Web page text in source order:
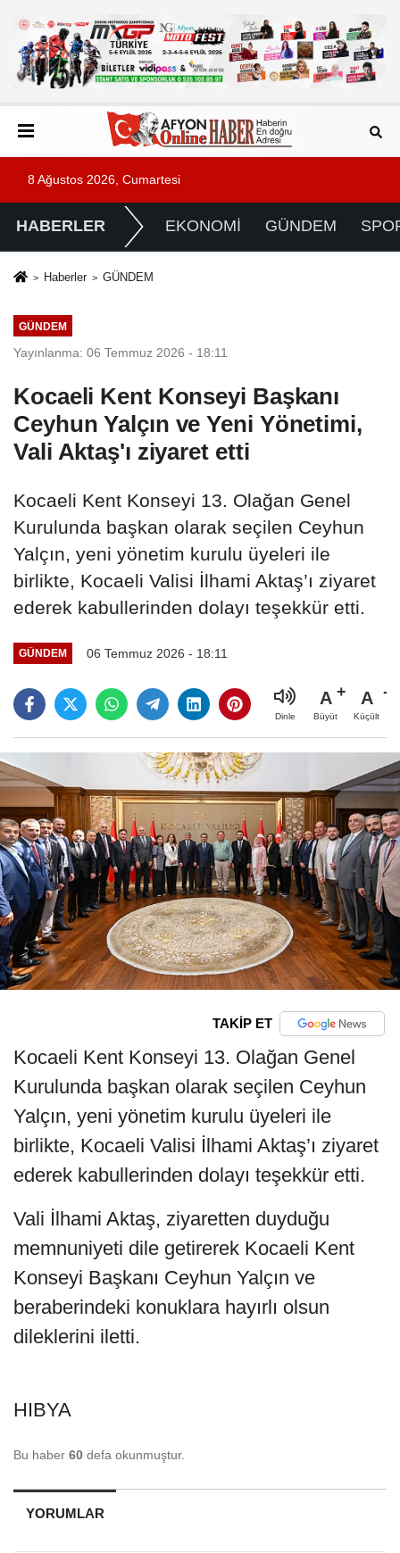
8 Ağustos 2026, Cumartesi
HABERLER EKONOMİ GÜNDEM
Haberler GÜNDEM
GÜNDEM
Yayınlanma: 06 Temmuz 2026 - 18:11
Kocaeli Kent Konseyi Başkanı
Ceyhun Yalçın ve Yeni Yönetimi,
Vali Aktaş'ı ziyaret etti
Kocaeli Kent Konseyi 13. Olağan Genel
Kurulunda başkan olarak seçilen Ceyhun
Yalçın, yeni yönetim kurulu üyeleri ile
birlikte, Kocaeli Valisi İlhami Aktaş’ı ziyaret
ederek kabullerinden dolayı teşekkür etti.
GÜNDEM 06 Temmuz 2026 - 18:11
Dinle
A
Büyüt
A
Küçült
TAKİP ET
Kocaeli Kent Konseyi 13. Olağan Genel
Kurulunda başkan olarak seçilen Ceyhun
Yalçın, yeni yönetim kurulu üyeleri ile
birlikte, Kocaeli Valisi İlhami Aktaş’ı ziyaret
ederek kabullerinden dolayı teşekkür etti.
Vali İlhami Aktaş, ziyaretten duyduğu
memnuniyeti dile getirerek Kocaeli Kent
Konseyi Başkanı Ceyhun Yalçın ve
beraberindeki konuklara hayırlı olsun
dileklerini iletti.
HIBYA
Bu haber 60 defa okunmuştur.
YORUMLAR